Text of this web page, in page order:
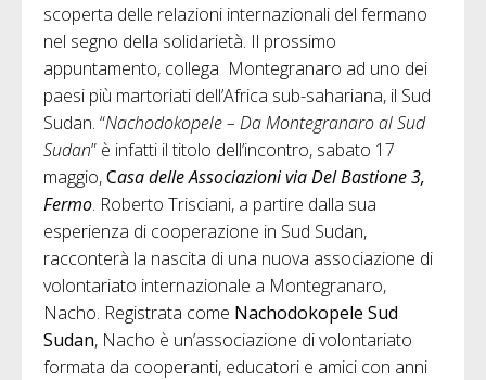
scoperta delle relazioni internazionali del fermano
nel segno della solidarietà. Il prossimo
appuntamento, collega Montegranaro ad uno dei
paesi più martoriati dell’Africa sub-sahariana, il Sud
Sudan. “Nachodokopele – Da Montegranaro al Sud
Sudan” è infatti il titolo dell’incontro, sabato 17
maggio,Casa delle Associazioni via Del Bastione 3,
Fermo. Roberto Trisciani, a partire dalla sua
esperienza di cooperazione in Sud Sudan,
racconterà la nascita di una nuova associazione di
volontariato internazionale a Montegranaro,
Nacho. Registrata come Nachodokopele Sud
Sudan, Nacho è un’associazione di volontariato
formata da cooperanti, educatori e amici con anni